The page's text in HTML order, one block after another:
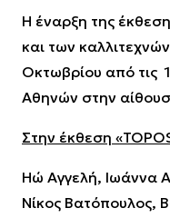
Η έναρξη της
και των
Οκτωβρίου από τις
Αθηνών στην
Στην έκθεση
Ηώ Αγγελή, Ιωάννα
Νίκος Βατόπουλος,